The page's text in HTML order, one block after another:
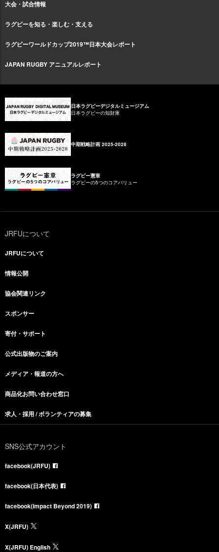
大会・試合情報
ラグビーを知る・楽しむ・支える
ラグビーワールドカップ2019™日本大会レポート
JAPAN RUGBY アニュアルレポート
日本ラグビーデジタルミュージアム
日本ラグビーの知財庫
中期戦略計画 2025-2028
ラグビー憲章
ラグビーの5つのコアバリュー
JRFUについて
JRFUについて
情報公開
協会関連リンク
スポンサー
寄付・サポート
公式出版物のご案内
メディア・報道の方へ
商品化お問い合わせ窓口
求人・採用 / ボランティアの募集
SNS公式アカウント
facebook(JRFU)
facebook(日本代表)
facebook(Impact Beyond 2019)
X(JRFU)
X(JRFU) English